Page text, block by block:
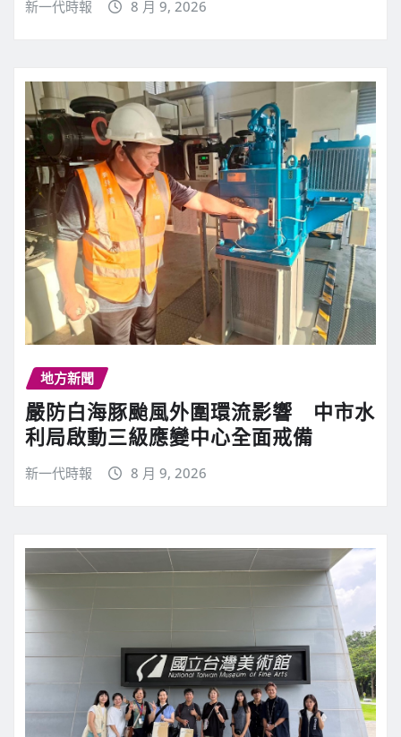
新一代時報 8 月 9, 2026
地方新聞
嚴防白海豚颱風外圍環流影響 中市水
利局啟動三級應變中心全面戒備
新一代時報 8 月 9, 2026